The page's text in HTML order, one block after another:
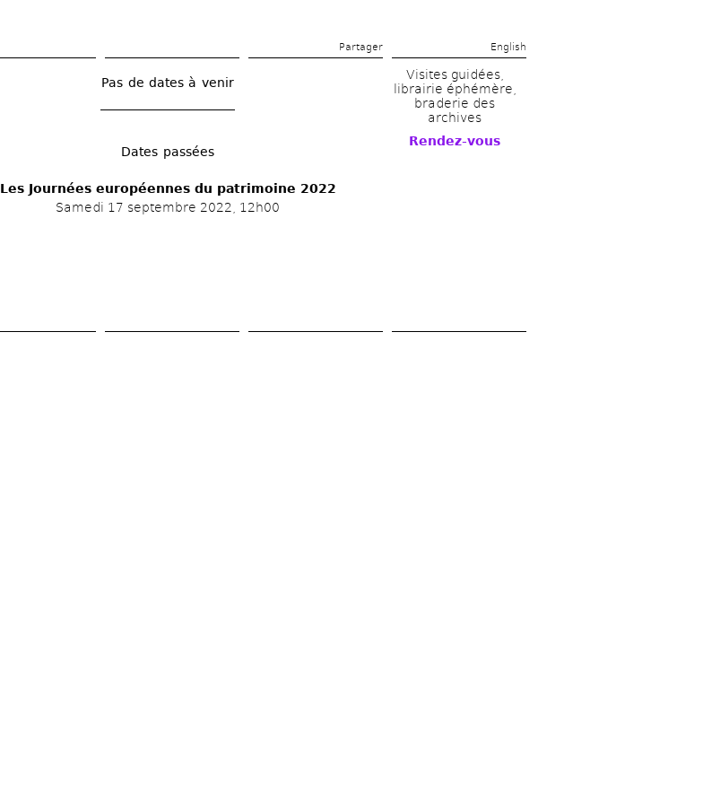
contenu
Partager English
Pas de dates à venir
Dates passées
Les Journées européennes du patrimoine 2022
Samedi 17 septembre 2022, 12h00
Visites guidées,
librairie éphémère,
braderie des
archives
Rendez-vous